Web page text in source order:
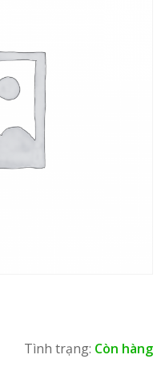
Tình trạng: Còn hàng